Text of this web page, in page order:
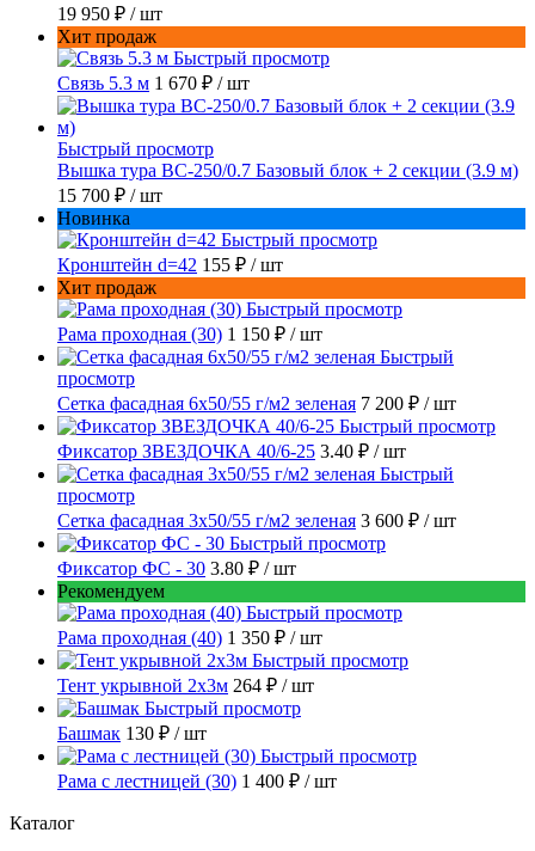
19 950 ₽ / шт
Хит продаж
Быстрый просмотр
Связь 5.3 м 1 670 ₽ / шт
Быстрый просмотр
Вышка тура ВС-250/0.7 Базовый блок + 2 секции (3.9 м)
15 700 ₽ / шт
Новинка
Быстрый просмотр
Кронштейн d=42 155 ₽ / шт
Хит продаж
Быстрый просмотр
Рама проходная (30) 1 150 ₽ / шт
Быстрый
просмотр
Сетка фасадная 6x50/55 г/м2 зеленая 7 200 ₽ / шт
Быстрый просмотр
Фиксатор ЗВЕЗДОЧКА 40/6-25 3.40 ₽ / шт
Быстрый
просмотр
Сетка фасадная 3x50/55 г/м2 зеленая 3 600 ₽ / шт
Быстрый просмотр
Фиксатор ФС - 30 3.80 ₽ / шт
Рекомендуем
Быстрый просмотр
Рама проходная (40) 1 350 ₽ / шт
Быстрый просмотр
Тент укрывной 2х3м 264 ₽ / шт
Быстрый просмотр
Башмак 130 ₽ / шт
Быстрый просмотр
Рама с лестницей (30) 1 400 ₽ / шт
Каталог